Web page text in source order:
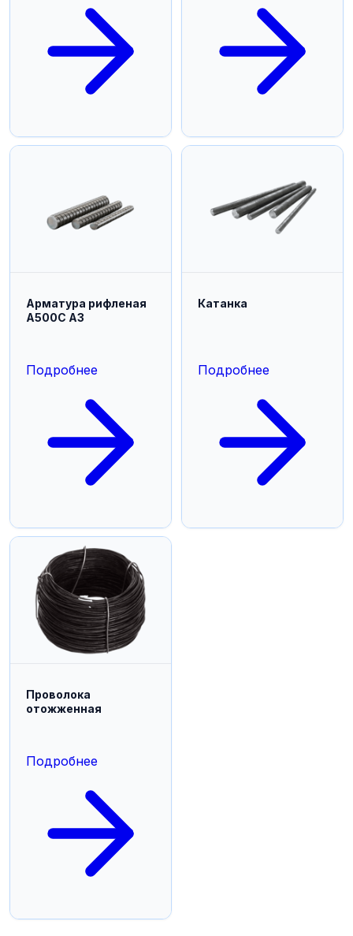
Арматура рифленая
А500С А3
Подробнее
Катанка
Подробнее
Проволока
отожженная
Подробнее